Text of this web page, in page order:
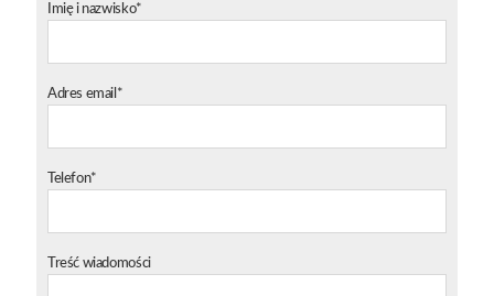
Imię i nazwisko*
Adres email*
Telefon*
Treść wiadomości